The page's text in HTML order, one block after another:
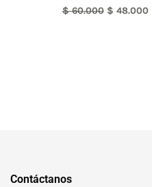
$60.000 $ 48.000
Contáctanos